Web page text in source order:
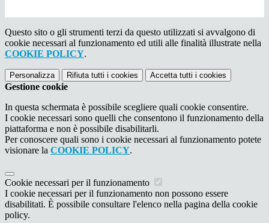
Questo sito o gli strumenti terzi da questo utilizzati si avvalgono di
cookie necessari al funzionamento ed utili alle finalità illustrate nella
COOKIE POLICY.
Personalizza Rifiuta tutti i cookies Accetta tutti i cookies
Gestione cookie
In questa schermata è possibile scegliere quali cookie consentire.
I cookie necessari sono quelli che consentono il funzionamento della
piattaforma e non è possibile disabilitarli.
Per conoscere quali sono i cookie necessari al funzionamento potete
visionare la COOKIE POLICY.
Cookie necessari per il funzionamento
I cookie necessari per il funzionamento non possono essere
disabilitati. È possibile consultare l'elenco nella pagina della cookie
policy.